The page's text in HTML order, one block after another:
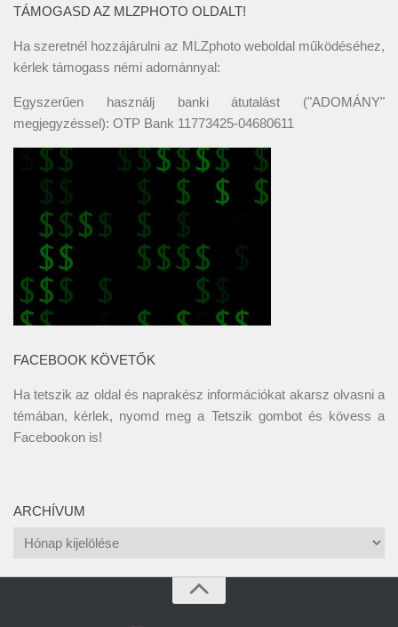
TÁMOGASD AZ MLZPHOTO OLDALT!
Ha szeretnél hozzájárulni az MLZphoto weboldal működéséhez,
kérlek támogass némi adománnyal:
Egyszerűen használj banki átutalást ("ADOMÁNY"
megjegyzéssel): OTP Bank 11773425-04680611
FACEBOOK KÖVETŐK
Ha tetszik az oldal és naprakész információkat akarsz olvasni a
témában, kérlek, nyomd meg a Tetszik gombot és kövess a
Facebookon is!
ARCHÍVUM
Archívum